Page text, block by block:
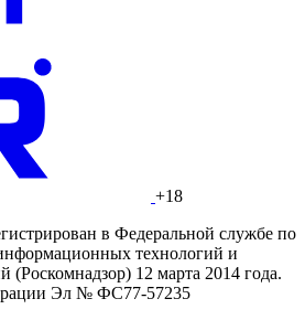
+18
в Федеральной службе по
технологий и
(Роскомнадзор) 12 марта 2014 года.
Эл № ФС77-57235